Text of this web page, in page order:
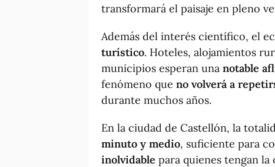
transformará el paisaje en pleno
Además del interés científico, el
turístico. Hoteles, alojamientos
municipios esperan una notable
fenómeno que no volverá a
durante muchos años.
En la ciudad de Castellón, la
minuto y medio, suficiente para
inolvidable para quienes tengan